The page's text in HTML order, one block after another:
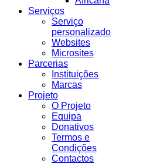
Serviços
Serviço
personalizado
Websites
Microsites
Parcerias
Instituições
Marcas
Projeto
O Projeto
Equipa
Donativos
Termos e
Condições
Contactos